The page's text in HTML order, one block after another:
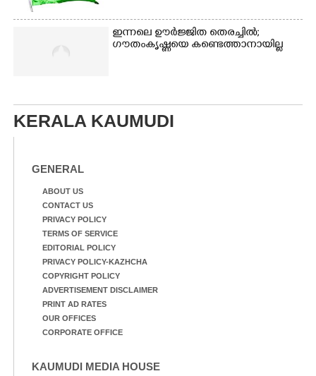
ഇന്നലെ ഊർജ്ജിത തെരച്ചിൽ;
ഗൗതംകൃഷ്ണയെ കണ്ടെത്താനായില്ല
KERALA KAUMUDI
GENERAL
ABOUT US
CONTACT US
PRIVACY POLICY
TERMS OF SERVICE
EDITORIAL POLICY
PRIVACY POLICY-KAZHCHA
COPYRIGHT POLICY
ADVERTISEMENT DISCLAIMER
PRINT AD RATES
OUR OFFICES
CORPORATE OFFICE
KAUMUDI MEDIA HOUSE